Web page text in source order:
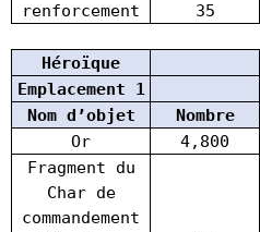
renforcement
35
Héroïque
Emplacement 1
Nom d’objet
Nombre
Or
4,800
Fragment du
Char de
commandement